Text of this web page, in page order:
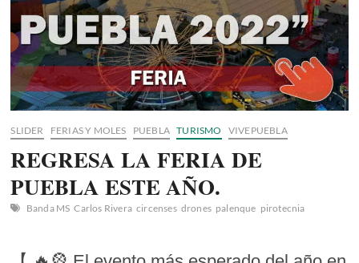
SLIDER FERIAS Y MOLES PUEBLA TURISMO VIVEPUEBLA
REGRESA LA FERIA DE
PUEBLA ESTE AÑO.
Banda MS Carlos Rivera circenses drones palenque pirotecnia